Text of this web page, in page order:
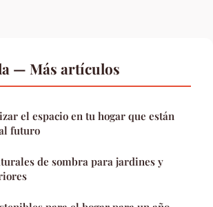
— Más artículos
el espacio en tu hogar que están
futuro
de sombra para jardines y